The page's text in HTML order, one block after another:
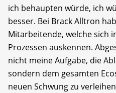
ich behaupten würde, ich
besser. Bei Brack Alltron
Mitarbeitende, welche sich
Prozessen auskennen.
nicht meine Aufgabe, die
sondern dem gesamten
neuen Schwung zu